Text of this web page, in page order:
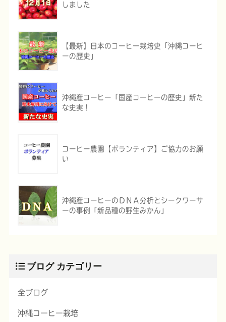
しました
【最新】日本のコーヒー栽培史「沖縄コーヒ
ーの歴史」
沖縄産コーヒー「国産コーヒーの歴史」新た
な史実！
コーヒー農園【ボランティア】ご協力のお願
い
沖縄産コーヒーのＤＮＡ分析とシークワーサ
ーの事例「新品種の野生みかん」
ブログ カテゴリー
全ブログ
沖縄コーヒー栽培